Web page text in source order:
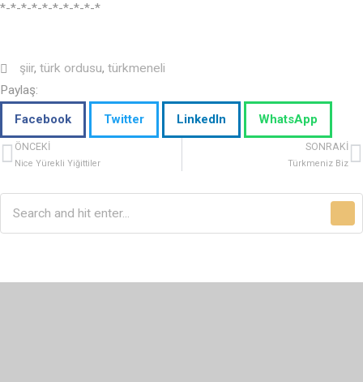
*-*-*-*-*-*-*-*-*-*
şiir,türk ordusu,türkmeneli
Paylaş:
Facebook
Twitter LinkedIn WhatsApp
ÖNCEKI
Nice Yürekli Yiğittiler
SONRAKI
Türkmeniz Biz